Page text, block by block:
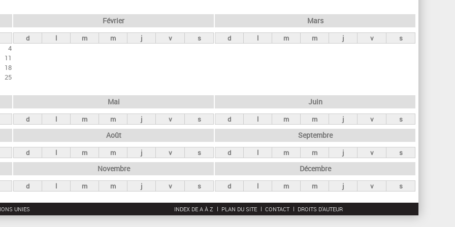
r
c
4
11
18
25
Février
d l m m j v s
Mars
d l m m j v s
Mai
d l m m j v s
Juin
d l m m j v s
Août
d l m m j v s
Septembre
d l m m j v s
Novembre
d l m m j v s
Décembre
d l m m j v s
UNIES INDEX DE A À Z PLAN DU SITE CONTACT DROITS D'AUTEUR